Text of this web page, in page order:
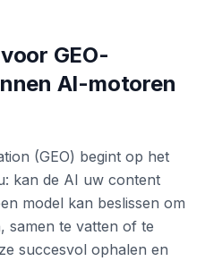
GEO-
AI-motoren
(GEO) begint op het
kan de AI uw content
model kan beslissen om
samen te vatten of te
succesvol ophalen en